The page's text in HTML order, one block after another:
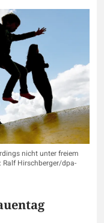
nicht unter freiem
Hirschberger/dpa-